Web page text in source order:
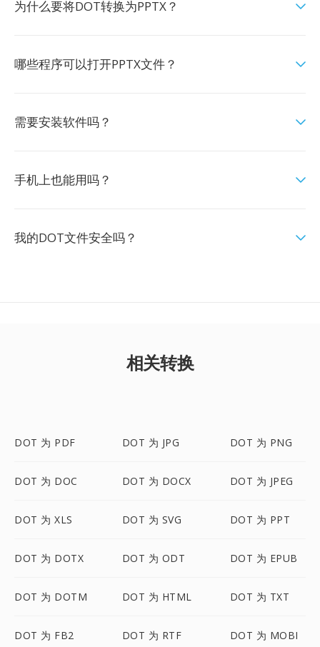
为什么要将DOT转换为PPTX？
哪些程序可以打开PPTX文件？
需要安装软件吗？
手机上也能用吗？
我的DOT文件安全吗？
相关转换
DOT 为 PDF DOT 为 JPG DOT 为 PNG
DOT 为 DOC DOT 为 DOCX DOT 为 JPEG
DOT 为 XLS DOT 为 SVG DOT 为 PPT
DOT 为 DOTX DOT 为 ODT DOT 为 EPUB
DOT 为 DOTM DOT 为 HTML DOT 为 TXT
DOT 为 FB2 DOT 为 RTF DOT 为 MOBI